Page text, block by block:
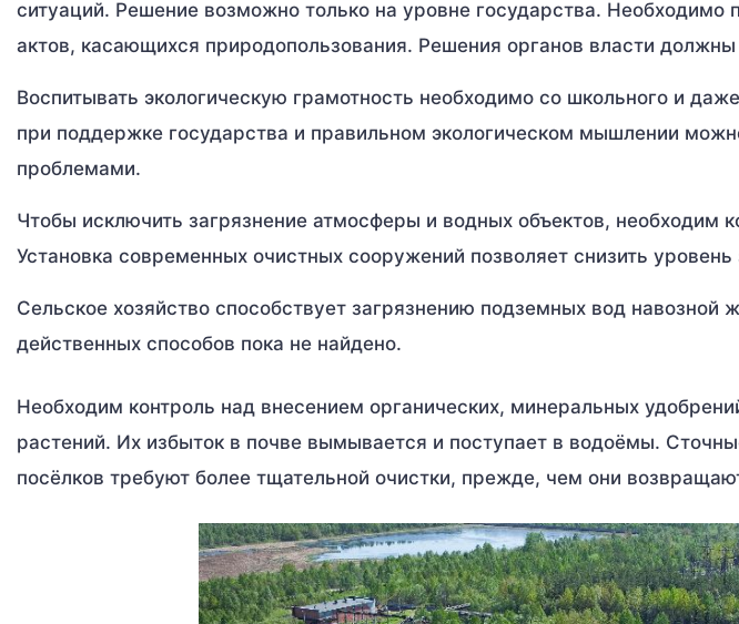
ситуаций. Решение возможно только на уровне государства. Необходимо
актов, касающихся природопользования. Решения органов власти должны
Воспитывать экологическую грамотность необходимо со школьного и
при поддержке государства и правильном экологическом мышлении
проблемами.
Чтобы исключить загрязнение атмосферы и водных объектов, необходим
Установка современных очистных сооружений позволяет снизить уровень
Сельское хозяйство способствует загрязнению подземных вод навозной
действенных способов пока не найдено.
Необходим контроль над внесением органических, минеральных
растений. Их избыток в почве вымывается и поступает в водоёмы.
посёлков требуют более тщательной очистки, прежде, чем они